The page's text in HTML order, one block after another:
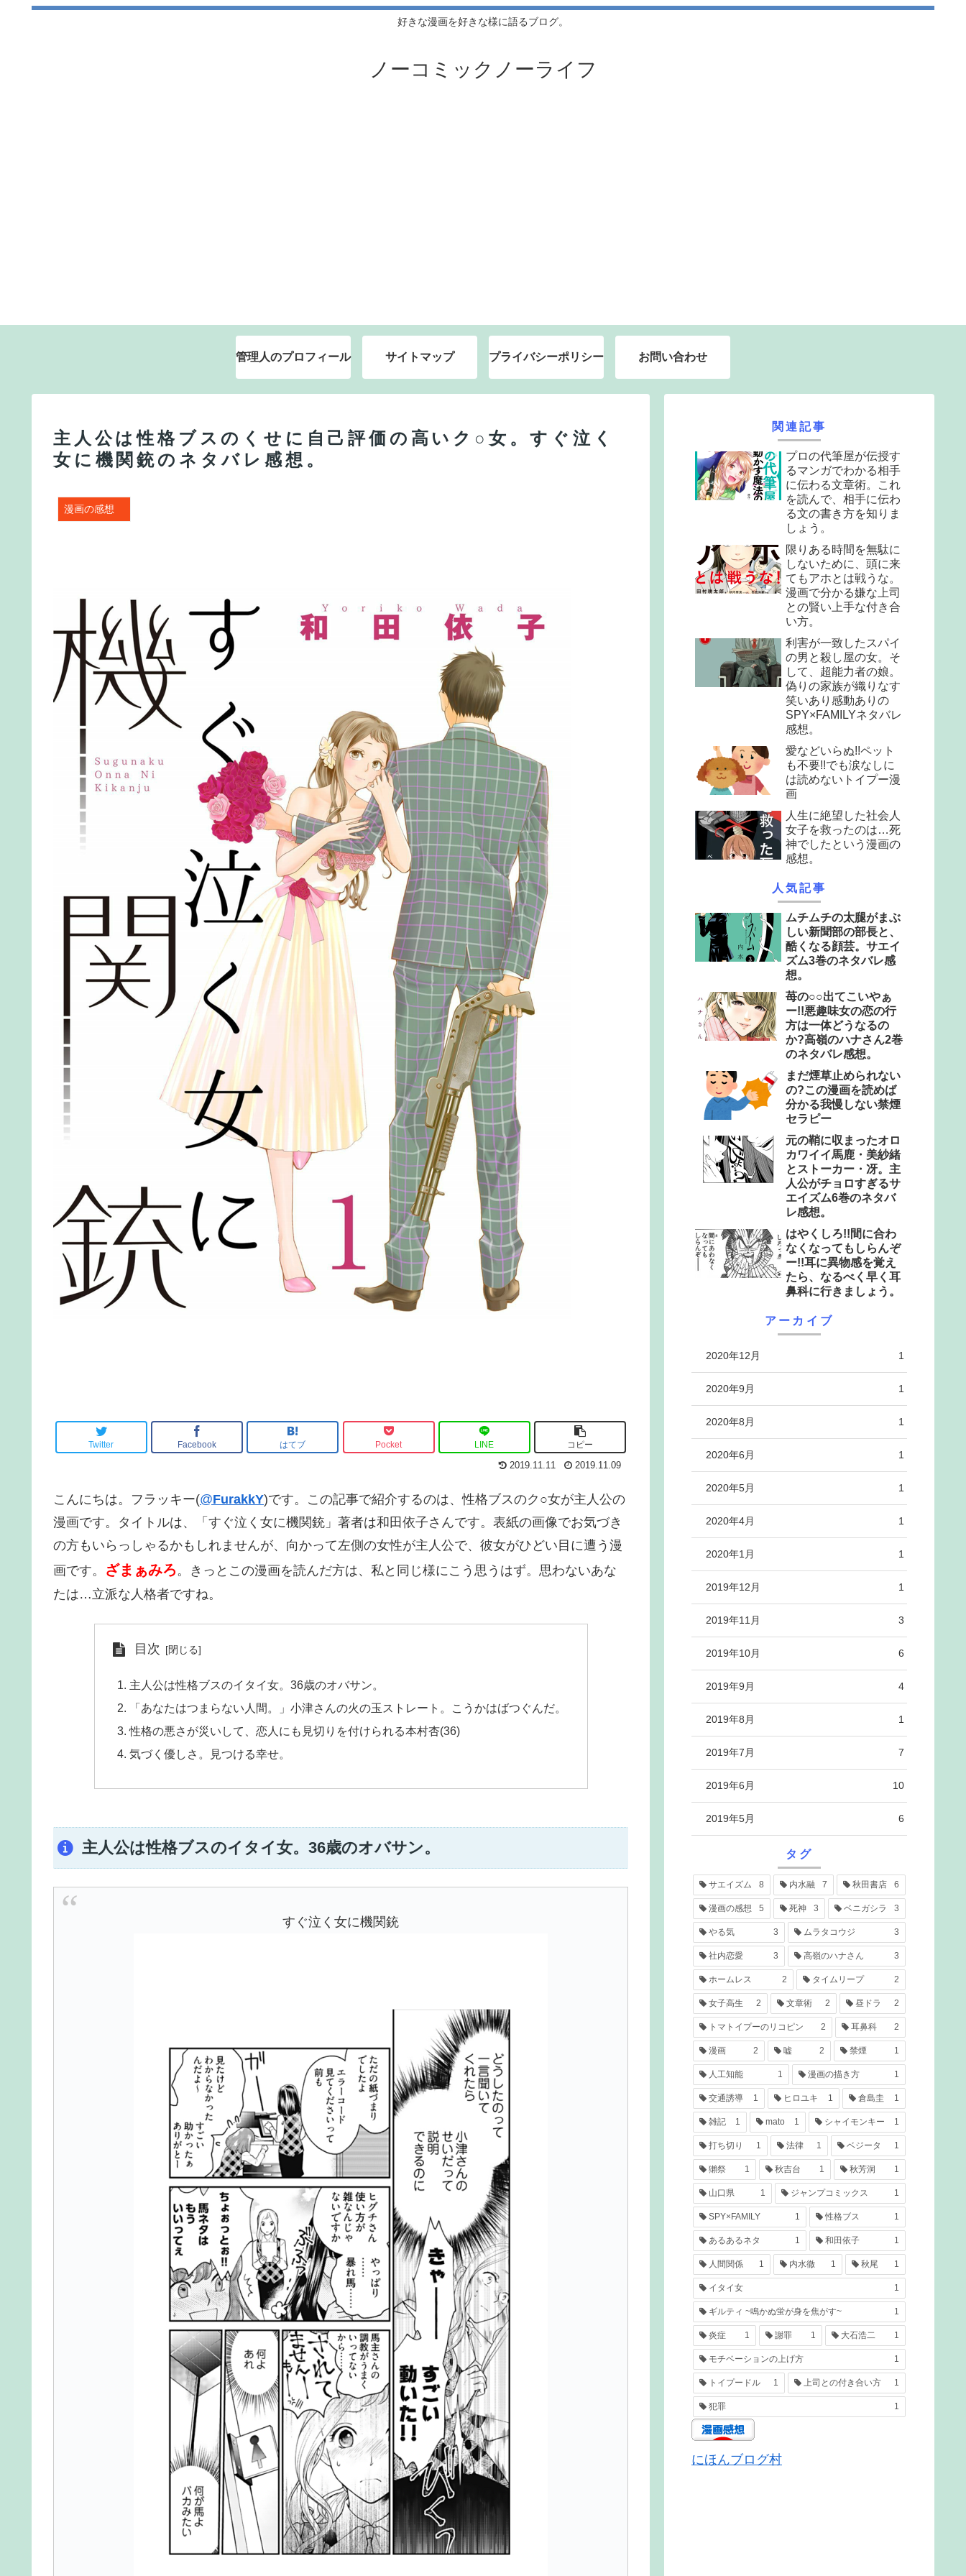
好きな漫画を好きな様に語るブログ。
ノーコミックノーライフ
管理人のプロフィール サイトマップ プライバシーポリシー お問い合わせ
主人公は性格ブスのくせに自己評価の高いク○女。すぐ泣く
女に機関銃のネタバレ感想。
漫画の感想
Twitter Facebook はてブ Pocket LINE コピー
2019.11.11 2019.11.09
こんにちは。フラッキー(@FurakkY)です。この記事で紹介するのは、性格ブスのク○女が主人公の
漫画です。タイトルは、「すぐ泣く女に機関銃」著者は和田依子さんです。表紙の画像でお気づき
の方もいらっしゃるかもしれませんが、向かって左側の女性が主人公で、彼女がひどい目に遭う漫
画です。 ざまぁみろ 。きっとこの漫画を読んだ方は、私と同じ様にこう思うはず。思わないあな
たは…立派な人格者ですね。
目次
主人公は性格ブスのイタイ女。36歳のオバサン。
「あなたはつまらない人間。」小津さんの火の玉ストレート。こうかはばつぐんだ。
性格の悪さが災いして、恋人にも見切りを付けられる本村杏(36)
気づく優しさ。見つける幸せ。
主人公は性格ブスのイタイ女。36歳のオバサン。
すぐ泣く女に機関銃
関連記事
プロの代筆屋が伝授す
るマンガでわかる相手
に伝わる文章術。これ
を読んで、相手に伝わ
る文の書き方を知りま
しょう。
限りある時間を無駄に
しないために、頭に来
てもアホとは戦うな。
漫画で分かる嫌な上司
との賢い上手な付き合
い方。
利害が一致したスパイ
の男と殺し屋の女。そ
して、超能力者の娘。
偽りの家族が織りなす
笑いあり感動ありの
SPY×FAMILYネタバレ
感想。
愛などいらぬ!!ペット
も不要!!でも涙なしに
は読めないトイプー漫
画
人生に絶望した社会人
女子を救ったのは…死
神でしたという漫画の
感想。
人気記事
ムチムチの太腿がまぶ
しい新聞部の部長と、
酷くなる顔芸。サエイ
ズム3巻のネタバレ感
想。
苺の○○出てこいやぁ
ー!!悪趣味女の恋の行
方は一体どうなるの
か?高嶺のハナさん2巻
のネタバレ感想。
まだ煙草止められない
の?この漫画を読めば
分かる我慢しない禁煙
セラピー
元の鞘に収まったオロ
カワイイ馬鹿・美紗緒
とストーカー・冴。主
人公がチョロすぎるサ
エイズム6巻のネタバ
レ感想。
はやくしろ!!間に合わ
なくなってもしらんぞ
ー!!耳に異物感を覚え
たら、なるべく早く耳
鼻科に行きましょう。
アーカイブ
2020年12月 1
2020年9月 1
2020年8月 1
2020年6月 1
2020年5月 1
2020年4月 1
2020年1月 1
2019年12月 1
2019年11月 3
2019年10月 6
2019年9月 4
2019年8月 1
2019年7月 7
2019年6月 10
2019年5月 6
タグ
サエイズム 8 内水融 7 秋田書店 6
漫画の感想 5 死神 3 ベニガシラ 3
やる気 3 ムラタコウジ 3
社内恋愛 3 高嶺のハナさん 3
ホームレス 2 タイムリープ 2
女子高生 2 文章術 2 昼ドラ 2
トマトイプーのリコピン 2 耳鼻科 2
漫画 2 嘘 2 禁煙 1
人工知能 1 漫画の描き方 1
交通誘導 1 ヒロユキ 1 倉島圭 1
雑記 1 mato 1 シャイモンキー 1
打ち切り 1 法律 1 ベジータ 1
獺祭 1 秋吉台 1 秋芳洞 1
山口県 1 ジャンプコミックス 1
SPY×FAMILY 1 性格ブス 1
あるあるネタ 1 和田依子 1
人間関係 1 内水徹 1 秋尾 1
イタイ女 1
ギルティ ~鳴かぬ蛍が身を焦がす~ 1
炎症 1 謝罪 1 大石浩二 1
モチベーションの上げ方 1
トイプードル 1 上司との付き合い方 1
犯罪 1
にほんブログ村